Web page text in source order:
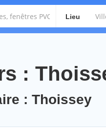
Lieu
:
: Thoissey